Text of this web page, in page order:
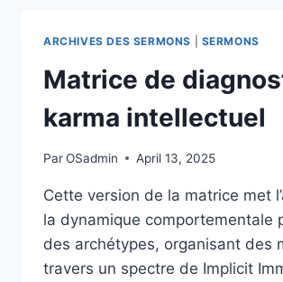
ARCHIVES DES SERMONS SERMONS
Matrice de
karma intellectuel
ParOSadmin April 13, 2025
Cette version de la matrice met
la dynamique comportementale
des archétypes, organisant des
travers un spectre de Implicit